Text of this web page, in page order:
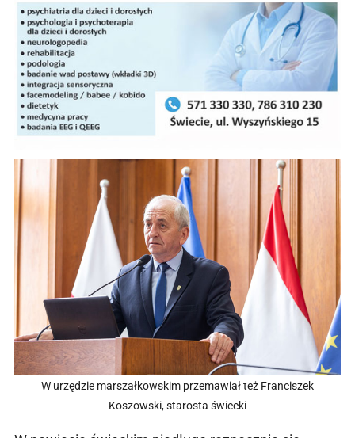
W urzędzie marszałkowskim przemawiał też Franciszek
Koszowski, starosta świecki